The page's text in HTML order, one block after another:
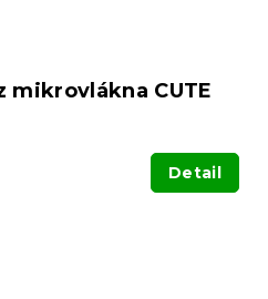
mikrovlákna CUTE
Detail